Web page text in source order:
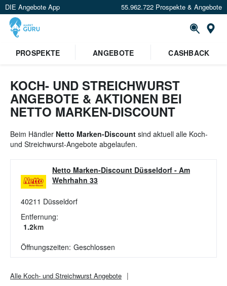
DIE Angebote App 55.962.722 Prospekte & Angebote
Standort festlegen
PROSPEKTE ANGEBOTE CASHBACK
KOCH- UND STREICHWURST
ANGEBOTE & AKTIONEN BEI
NETTO MARKEN-DISCOUNT
Beim Händler Netto Marken-Discount sind aktuell alle Koch-
und Streichwurst-Angebote abgelaufen.
Netto Marken-Discount Düsseldorf - Am
Wehrhahn 33
40211 Düsseldorf
Entfernung:
1.2km
Öffnungszeiten: Geschlossen
Alle Koch- und Streichwurst Angebote